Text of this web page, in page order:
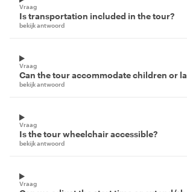
Vraag
Is transportation included in the tour?
bekijk antwoord
Vraag
Can the tour accommodate children or
bekijk antwoord
Vraag
Is the tour wheelchair accessible?
bekijk antwoord
Vraag